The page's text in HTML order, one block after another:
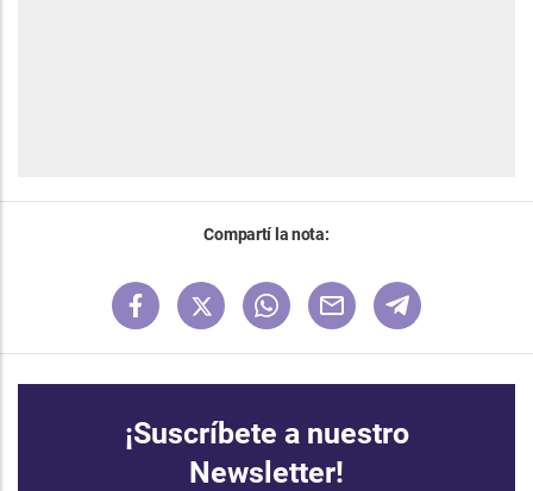
Compartí la nota:
¡Suscríbete a nuestro
Newsletter!